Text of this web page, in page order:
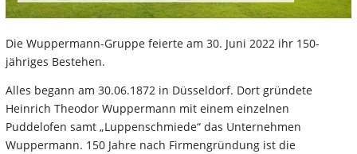
Die Wuppermann-Gruppe feierte am 30. Juni 2022 ihr 150-
jähriges Bestehen.
Alles begann am 30.06.1872 in Düsseldorf. Dort gründete
Heinrich Theodor Wuppermann mit einem einzelnen
Puddelofen samt „Luppenschmiede“ das Unternehmen
Wuppermann. 150 Jahre nach Firmengründung ist die